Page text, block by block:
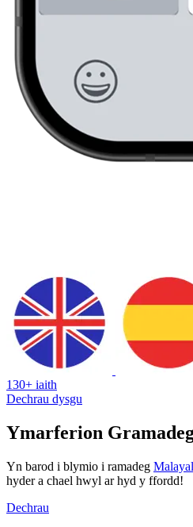
130+ iaith
Dechrau dysgu
Ymarferion
Yn barod i blymio i ramadeg
hyder a chael hwyl ar hyd y ffordd!
Dechrau